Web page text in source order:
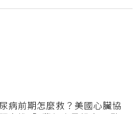
病前期怎麼救？美國心臟協